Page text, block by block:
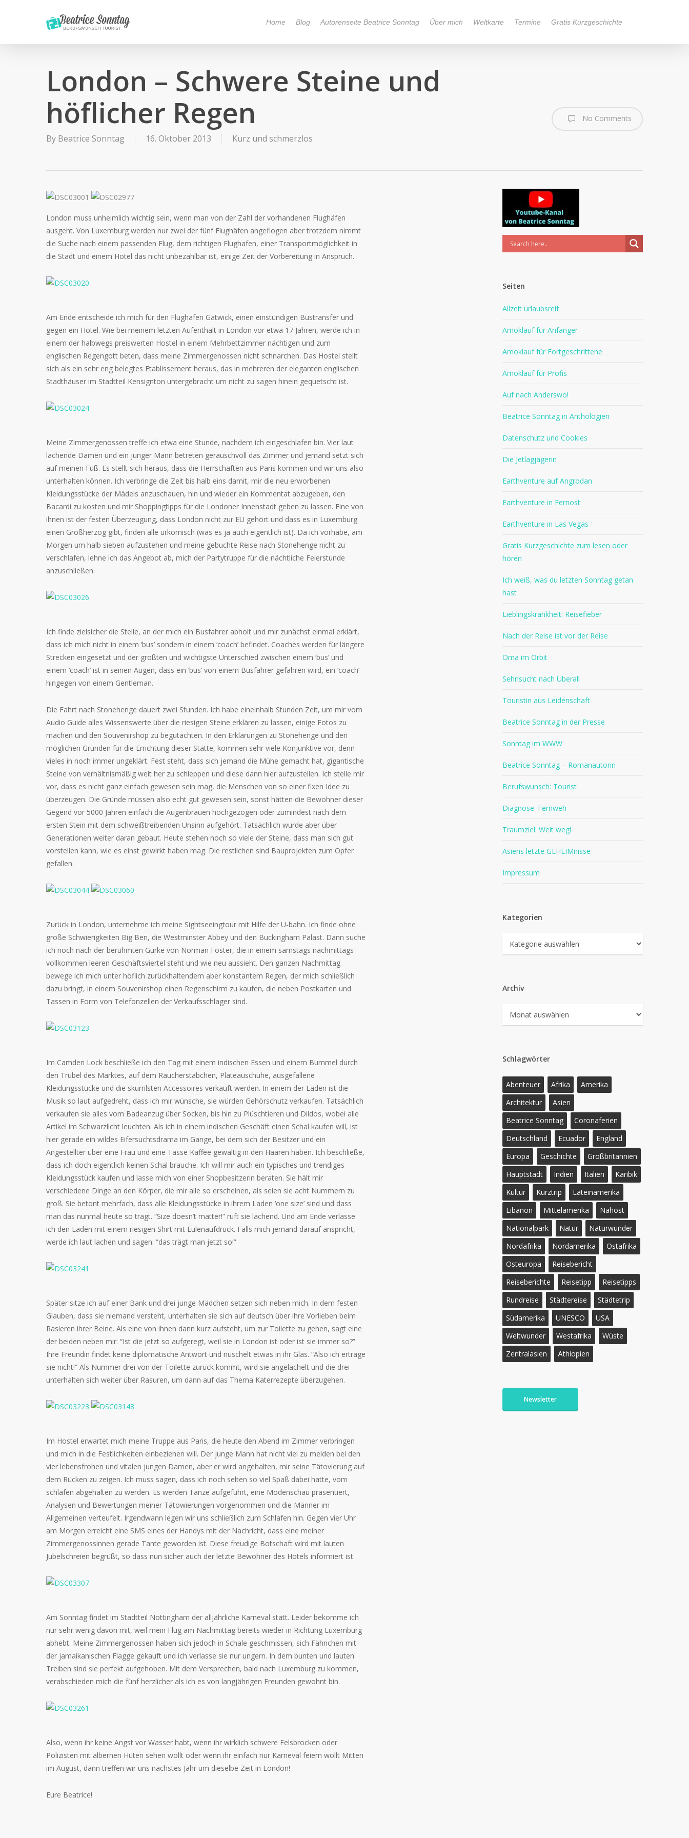
content
Home Blog Autorenseite Beatrice Sonntag Über mich Weltkarte Termine Gratis Kurzgeschichte
London – Schwere Steine und
höflicher Regen
By Beatrice Sonntag 16. Oktober 2013 Kurz und schmerzlos
No Comments
London muss unheimlich wichtig sein, wenn man von der Zahl der vorhandenen Flughäfen
ausgeht. Von Luxemburg werden nur zwei der fünf Flughäfen angeflogen aber trotzdem nimmt
die Suche nach einem passenden Flug, dem richtigen Flughafen, einer Transportmöglichkeit in
die Stadt und einem Hotel das nicht unbezahlbar ist, einige Zeit der Vorbereitung in Anspruch.
Am Ende entscheide ich mich für den Flughafen Gatwick, einen einstündigen Bustransfer und
gegen ein Hotel. Wie bei meinem letzten Aufenthalt in London vor etwa 17 Jahren, werde ich in
einem der halbwegs preiswerten Hostel in einem Mehrbettzimmer nächtigen und zum
englischen Regengott beten, dass meine Zimmergenossen nicht schnarchen. Das Hostel stellt
sich als ein sehr eng belegtes Etablissement heraus, das in mehreren der eleganten englischen
Stadthäuser im Stadtteil Kensignton untergebracht um nicht zu sagen hinein gequetscht ist.
Meine Zimmergenossen treffe ich etwa eine Stunde, nachdem ich eingeschlafen bin. Vier laut
lachende Damen und ein junger Mann betreten geräuschvoll das Zimmer und jemand setzt sich
auf meinen Fuß. Es stellt sich heraus, dass die Herrschaften aus Paris kommen und wir uns also
unterhalten können. Ich verbringe die Zeit bis halb eins damit, mir die neu erworbenen
Kleidungsstücke der Mädels anzuschauen, hin und wieder ein Kommentat abzugeben, den
Bacardi zu kosten und mir Shoppingtipps für die Londoner Innenstadt geben zu lassen. Eine von
ihnen ist der festen Überzeugung, dass London nicht zur EU gehört und dass es in Luxemburg
einen Großherzog gibt, finden alle urkomisch (was es ja auch eigentlich ist). Da ich vorhabe, am
Morgen um halb sieben aufzustehen und meine gebuchte Reise nach Stonehenge nicht zu
verschlafen, lehne ich das Angebot ab, mich der Partytruppe für die nächtliche Feierstunde
anzuschließen.
Ich finde zielsicher die Stelle, an der mich ein Busfahrer abholt und mir zunächst einmal erklärt,
dass ich mich nicht in einem ‘bus’ sondern in einem ‘coach’ befindet. Coaches werden für längere
Strecken eingesetzt und der größten und wichtigste Unterschied zwischen einem ‘bus’ und
einem ‘coach’ ist in seinen Augen, dass ein ‘bus’ von einem Busfahrer gefahren wird, ein ‘coach’
hingegen von einem Gentleman.
Die Fahrt nach Stonehenge dauert zwei Stunden. Ich habe eineinhalb Stunden Zeit, um mir vom
Audio Guide alles Wissenswerte über die riesigen Steine erklären zu lassen, einige Fotos zu
machen und den Souvenirshop zu begutachten. In den Erklärungen zu Stonehenge und den
möglichen Gründen für die Errichtung dieser Stätte, kommen sehr viele Konjunktive vor, denn
vieles in noch immer ungeklärt. Fest steht, dass sich jemand die Mühe gemacht hat, gigantische
Steine von verhältnismäßig weit her zu schleppen und diese dann hier aufzustellen. Ich stelle mir
vor, dass es nicht ganz einfach gewesen sein mag, die Menschen von so einer fixen Idee zu
überzeugen. Die Gründe müssen also echt gut gewesen sein, sonst hätten die Bewohner dieser
Gegend vor 5000 Jahren einfach die Augenbrauen hochgezogen oder zumindest nach dem
ersten Stein mit dem schweißtreibenden Unsinn aufgehört. Tatsächlich wurde aber über
Generationen weiter daran gebaut. Heute stehen noch so viele der Steine, dass man sich gut
vorstellen kann, wie es einst gewirkt haben mag. Die restlichen sind Bauprojekten zum Opfer
gefallen.
Zurück in London, unternehme ich meine Sightseeingtour mit Hilfe der U-bahn. Ich finde ohne
große Schwierigkeiten Big Ben, die Westminster Abbey und den Buckingham Palast. Dann suche
ich noch nach der berühmten Gurke von Norman Foster, die in einem samstags nachmittags
vollkommen leeren Geschäftsviertel steht und wie neu aussieht. Den ganzen Nachmittag
bewege ich mich unter höflich zurückhaltendem aber konstantem Regen, der mich schließlich
dazu bringt, in einem Souvenirshop einen Regenschirm zu kaufen, die neben Postkarten und
Tassen in Form von Telefonzellen der Verkaufsschlager sind.
Im Camden Lock beschließe ich den Tag mit einem indischen Essen und einem Bummel durch
den Trubel des Marktes, auf dem Räucherstäbchen, Plateauschuhe, ausgefallene
Kleidungsstücke und die skurrilsten Accessoires verkauft werden. In einem der Läden ist die
Musik so laut aufgedreht, dass ich mir wünsche, sie würden Gehörschutz verkaufen. Tatsächlich
verkaufen sie alles vom Badeanzug über Socken, bis hin zu Plüschtieren und Dildos, wobei alle
Artikel im Schwarzlicht leuchten. Als ich in einem indischen Geschäft einen Schal kaufen will, ist
hier gerade ein wildes Eifersuchtsdrama im Gange, bei dem sich der Besitzer und ein
Angestellter über eine Frau und eine Tasse Kaffee gewaltig in den Haaren haben. Ich beschließe,
dass ich doch eigentlich keinen Schal brauche. Ich will mir auch ein typisches und trendiges
Kleidungsstück kaufen und lasse mich von einer Shopbesitzerin beraten. Sie hält mir
verschiedene Dinge an den Körper, die mir alle so erscheinen, als seien sie acht Nummern zu
groß. Sie betont mehrfach, dass alle Kleidungsstücke in ihrem Laden ‘one size’ sind und dass
man das nunmal heute so trägt. “Size doesn’t matter!” ruft sie lachend. Und am Ende verlasse
ich den Laden mit einem riesigen Shirt mit Eulenaufdruck. Falls mich jemand darauf anspricht,
werde ich laut lachen und sagen: “das trägt man jetzt so!”
Später sitze ich auf einer Bank und drei junge Mädchen setzen sich neben mich. In dem festen
Glauben, dass sie niemand versteht, unterhalten sie sich auf deutsch über ihre Vorlieben beim
Rasieren ihrer Beine. Als eine von ihnen dann kurz aufsteht, um zur Toilette zu gehen, sagt eine
der beiden neben mir: “Ist die jetzt so aufgeregt, weil sie in London ist oder ist sie immer so?”
Ihre Freundin findet keine diplomatische Antwort und nuschelt etwas in ihr Glas. “Also ich ertrage
sie nicht!” Als Nummer drei von der Toilette zurück kommt, wird sie angelächelt und die drei
unterhalten sich weiter über Rasuren, um dann auf das Thema Katerrezepte überzugehen.
Im Hostel erwartet mich meine Truppe aus Paris, die heute den Abend im Zimmer verbringen
und mich in die Festlichkeiten einbeziehen will. Der junge Mann hat nicht viel zu melden bei den
vier lebensfrohen und vitalen jungen Damen, aber er wird angehalten, mir seine Tätovierung auf
dem Rücken zu zeigen. Ich muss sagen, dass ich noch selten so viel Spaß dabei hatte, vom
schlafen abgehalten zu werden. Es werden Tänze aufgeführt, eine Modenschau präsentiert,
Analysen und Bewertungen meiner Tätowierungen vorgenommen und die Männer im
Allgemeinen verteufelt. Irgendwann legen wir uns schließlich zum Schlafen hin. Gegen vier Uhr
am Morgen erreicht eine SMS eines der Handys mit der Nachricht, dass eine meiner
Zimmergenossinnen gerade Tante geworden ist. Diese freudige Botschaft wird mit lauten
Jubelschreien begrüßt, so dass nun sicher auch der letzte Bewohner des Hotels informiert ist.
Am Sonntag findet im Stadtteil Nottingham der alljährliche Karneval statt. Leider bekomme ich
nur sehr wenig davon mit, weil mein Flug am Nachmittag bereits wieder in Richtung Luxemburg
abhebt. Meine Zimmergenossen haben sich jedoch in Schale geschmissen, sich Fähnchen mit
der jamaikanischen Flagge gekauft und ich verlasse sie nur ungern. In dem bunten und lauten
Treiben sind sie perfekt aufgehoben. Mit dem Versprechen, bald nach Luxemburg zu kommen,
verabschieden mich die fünf herzlicher als ich es von langjährigen Freunden gewohnt bin.
Also, wenn ihr keine Angst vor Wasser habt, wenn ihr wirklich schwere Felsbrocken oder
Polizisten mit albernen Hüten sehen wollt oder wenn ihr einfach nur Karneval feiern wollt Mitten
im August, dann treffen wir uns nächstes Jahr um dieselbe Zeit in London!
Eure Beatrice!
Seiten
Allzeit urlaubsreif
Amoklauf für Anfänger
Amoklauf für Fortgeschrittene
Amoklauf für Profis
Auf nach Anderswo!
Beatrice Sonntag in Anthologien
Datenschutz und Cookies
Die Jetlagjägerin
Earthventure auf Angrodan
Earthventure in Fernost
Earthventure in Las Vegas
Gratis Kurzgeschichte zum lesen oder
hören
Ich weiß, was du letzten Sonntag getan
hast
Lieblingskrankheit: Reisefieber
Nach der Reise ist vor der Reise
Oma im Orbit
Sehnsucht nach Überall
Touristin aus Leidenschaft
Beatrice Sonntag in der Presse
Sonntag im WWW
Beatrice Sonntag – Romanautorin
Berufswunsch: Tourist
Diagnose: Fernweh
Traumziel: Weit weg!
Asiens letzte GEHEIMnisse
Impressum
Kategorien
Kategorien
Archiv
Archiv
Schlagwörter
Abenteuer Afrika
Amerika
Architektur
Asien
Beatrice Sonntag
Coronaferien
Deutschland
Ecuador
England
Europa
Geschichte
Großbritannien
Hauptstadt
Indien Italien
Karibik
Kultur
Kurztrip
Lateinamerika
Libanon
Mittelamerika
Nahost
Nationalpark
Natur
Naturwunder
Nordafrika
Nordamerika
Ostafrika
Osteuropa
Reisebericht
Reiseberichte
Reisetipp
Reisetipps
Rundreise
Städtereise
Städtetrip
Südamerika
UNESCO
USA
Weltwunder
Westafrika
Wüste
Zentralasien
Äthiopien
Newsletter